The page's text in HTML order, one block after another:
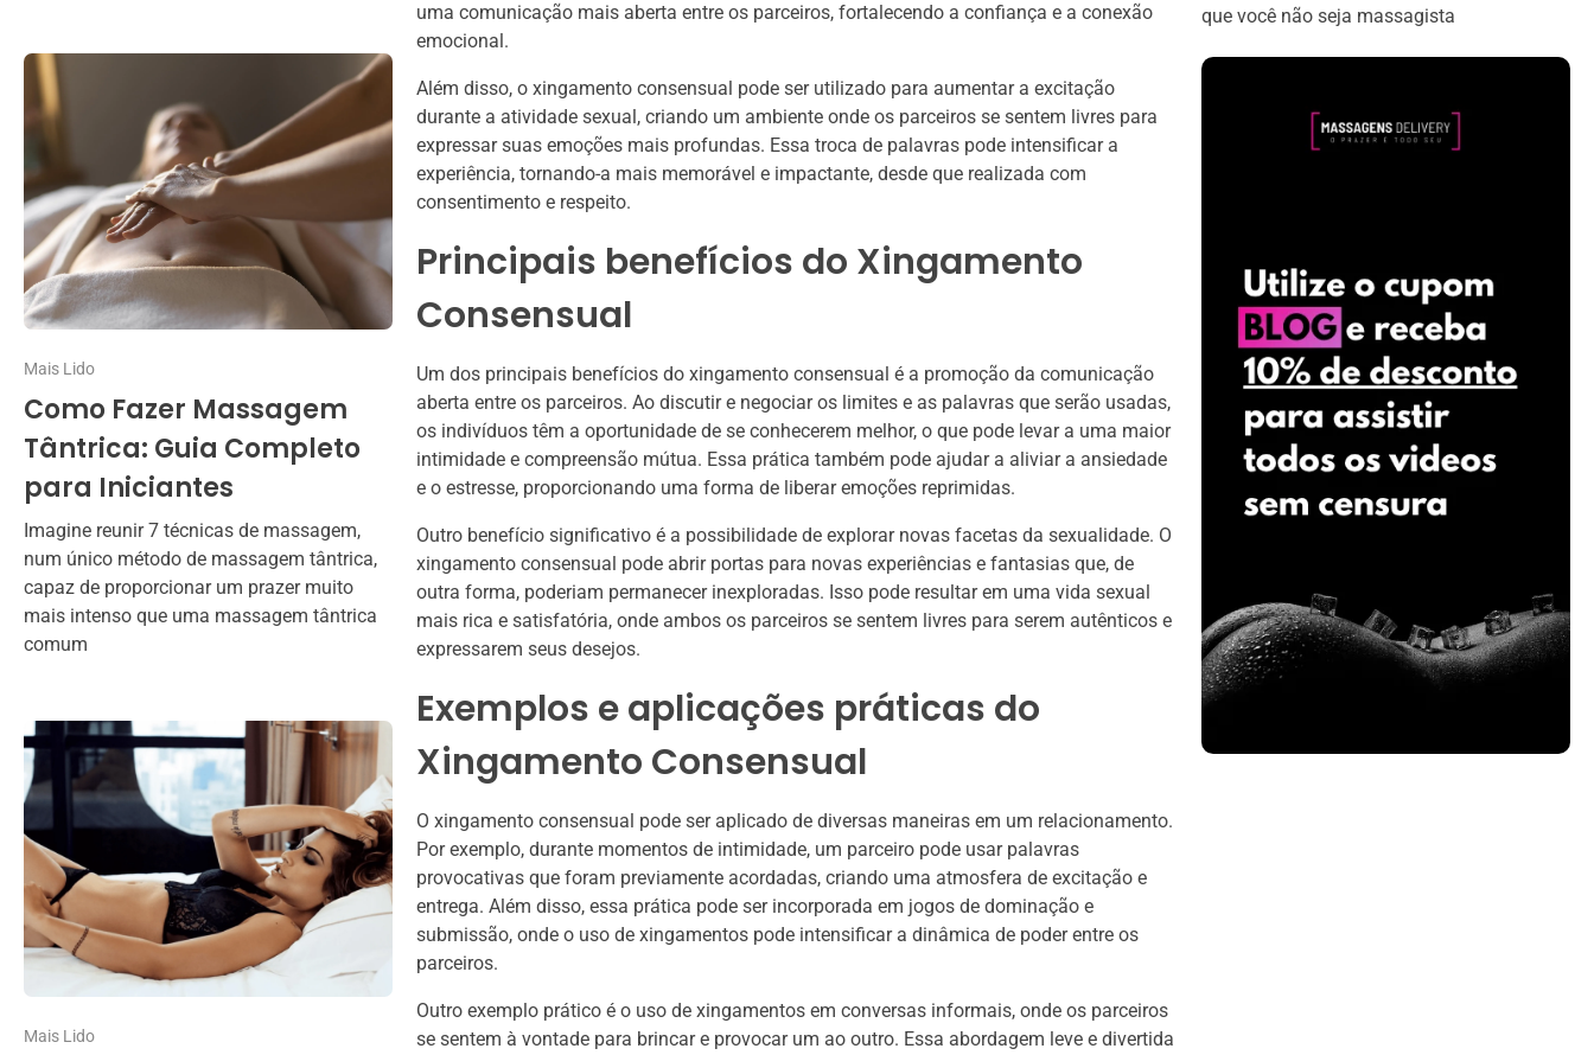
Mais Lido
Como Fazer Massagem
Tântrica: Guia Completo
para Iniciantes
Imagine reunir 7 técnicas de massagem,
num único método de massagem tântrica,
capaz de proporcionar um prazer muito
mais intenso que uma massagem tântrica
comum
Mais Lido
uma comunicação mais aberta entre os parceiros, fortalecendo a confiança e a conexão
emocional.
Além disso, o xingamento consensual pode ser utilizado para aumentar a excitação
durante a atividade sexual, criando um ambiente onde os parceiros se sentem livres para
expressar suas emoções mais profundas. Essa troca de palavras pode intensificar a
experiência, tornando-a mais memorável e impactante, desde que realizada com
consentimento e respeito.
Principais benefícios do Xingamento
Consensual
Um dos principais benefícios do xingamento consensual é a promoção da comunicação
aberta entre os parceiros. Ao discutir e negociar os limites e as palavras que serão usadas,
os indivíduos têm a oportunidade de se conhecerem melhor, o que pode levar a uma maior
intimidade e compreensão mútua. Essa prática também pode ajudar a aliviar a ansiedade
e o estresse, proporcionando uma forma de liberar emoções reprimidas.
Outro benefício significativo é a possibilidade de explorar novas facetas da sexualidade. O
xingamento consensual pode abrir portas para novas experiências e fantasias que, de
outra forma, poderiam permanecer inexploradas. Isso pode resultar em uma vida sexual
mais rica e satisfatória, onde ambos os parceiros se sentem livres para serem autênticos e
expressarem seus desejos.
Exemplos e aplicações práticas do
Xingamento Consensual
O xingamento consensual pode ser aplicado de diversas maneiras em um relacionamento.
Por exemplo, durante momentos de intimidade, um parceiro pode usar palavras
provocativas que foram previamente acordadas, criando uma atmosfera de excitação e
entrega. Além disso, essa prática pode ser incorporada em jogos de dominação e
submissão, onde o uso de xingamentos pode intensificar a dinâmica de poder entre os
parceiros.
Outro exemplo prático é o uso de xingamentos em conversas informais, onde os parceiros
se sentem à vontade para brincar e provocar um ao outro. Essa abordagem leve e divertida
que você não seja massagista